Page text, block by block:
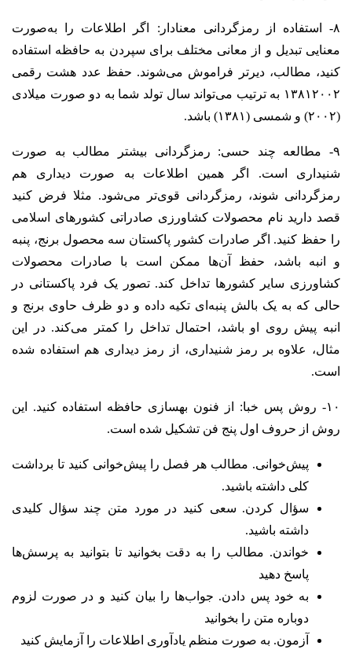
۸- استفاده از رمزگردانی معنادار: اگر اطلاعات را به‌صورت
معنایی تبدیل و از معانی مختلف برای سپردن به حافظه استفاده
کنید، مطالب، دیرتر فراموش می‌شوند. حفظ عدد هشت رقمی
۱۳۸۱۲۰۰۲ به ترتیب می‌تواند سال تولد شما به دو صورت میلادی
(۲۰۰۲) و شمسی (۱۳۸۱) باشد.
۹- مطالعه چند حسی: رمزگردانی بیشتر مطالب به صورت
شنیداری است. اگر همین اطلاعات به صورت دیداری هم
رمزگردانی شوند، رمزگردانی قوی‌تر می‌شود. مثلا فرض کنید
قصد دارید نام محصولات کشاورزی صادراتی کشورهای اسلامی
را حفظ کنید. اگر صادرات کشور پاکستان سه محصول برنج، پنبه
و انبه باشد، حفظ آن‌ها ممکن است با صادرات محصولات
کشاورزی سایر کشورها تداخل کند. تصور یک فرد پاکستانی در
حالی که به یک بالش پنبه‌ای تکیه داده و دو ظرف حاوی برنج و
انبه پیش روی او باشد، احتمال تداخل را کمتر می‌کند. در این
مثال، علاوه بر رمز شنیداری، از رمز دیداری هم استفاده شده
است.
۱۰- روش پس خبا: از فنون بهسازی حافظه استفاده کنید. این
روش از حروف اول پنج فن تشکیل شده است.
پیش‌خوانی. مطالب هر فصل را پیش‌خوانی کنید تا برداشت
کلی داشته باشید.
سؤال کردن. سعی کنید در مورد متن چند سؤال کلیدی
داشته باشید.
خواندن. مطالب را به دقت بخوانید تا بتوانید به پرسش‌ها
پاسخ دهید
به خود پس دادن. جواب‌ها را بیان کنید و در صورت لزوم
دوباره متن را بخوانید
آزمون. به صورت منظم یادآوری اطلاعات را آزمایش کنید